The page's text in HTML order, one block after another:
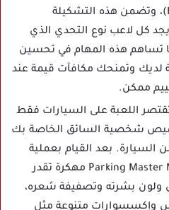
وتحديات الانجراف (Drift)، وتضمن هذه التشكيلة
كل لاعب نوع التحدي الذي
تساهم هذه المهام في تحسين
لديك وتمنحك مكافآت قيمة عند
ممكن.
تقتصر اللعبة على السيارات فقط
شخصية السائق الخاصة بك
السيارة. بعد القيام بعملية
تحميل لعبة Parking Master Multiplayer مهكرة تقدر
ولون بشرته وتصفيفة شعره،
وإكسسوارات متنوعة مثل